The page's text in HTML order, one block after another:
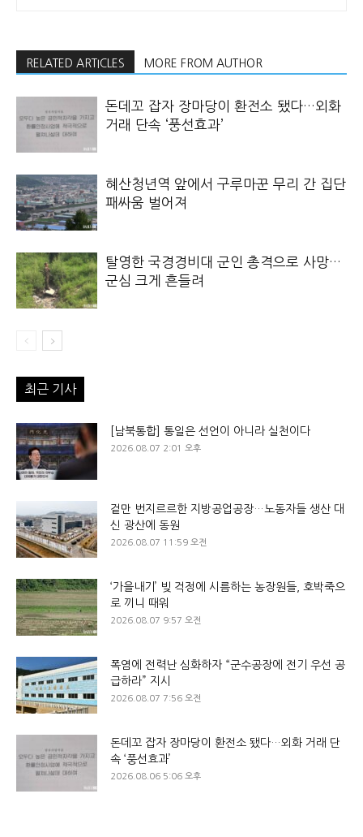
RELATED ARTICLES MORE FROM AUTHOR
돈데꼬 잡자 장마당이 환전소 됐다…외화
거래 단속 ‘풍선효과’
혜산청년역 앞에서 구루마꾼 무리 간 집단
패싸움 벌어져
탈영한 국경경비대 군인 총격으로 사망…
군심 크게 흔들려
최근 기사
[남북통합] 통일은 선언이 아니라 실천이다
2026.08.07 2:01 오후
겉만 번지르르한 지방공업공장…노동자들 생산 대
신 광산에 동원
2026.08.07 11:59 오전
‘가을내기’ 빚 걱정에 시름하는 농장원들, 호박죽으
로 끼니 때워
2026.08.07 9:57 오전
폭염에 전력난 심화하자 “군수공장에 전기 우선 공
급하라” 지시
2026.08.07 7:56 오전
돈데꼬 잡자 장마당이 환전소 됐다…외화 거래 단
속 ‘풍선효과’
2026.08.06 5:06 오후